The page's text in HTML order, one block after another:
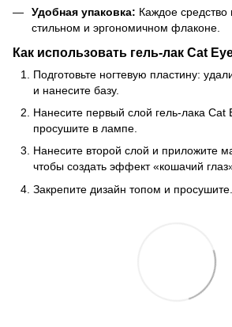
Удобная упаковка: Каждое средство
стильном и эргономичном флаконе.
Как использовать гель-лак Cat
Подготовьте ногтевую пластину:
и нанесите базу.
Нанесите первый слой гель-лака Cat
просушите в лампе.
Нанесите второй слой и приложите
чтобы создать эффект «кошачий
Закрепите дизайн топом и просушите.